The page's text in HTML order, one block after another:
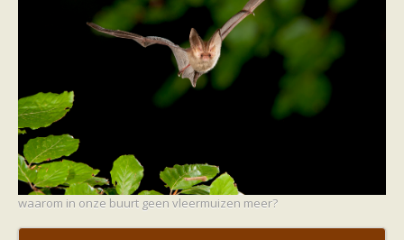
Vleermuis gezien
Waarneming doorgeven
Wat doen wij met meldingen
Telinstructie
Waarnemingen doorgeven elders
Hulp
Vleermuis gevonden
Vanginstructie
Hulp per email
Hulp per provincie
Drenthe
Gelderland
Home Forum
Bescherming
red onze vleermuizen
waarom in onze buurt geen vleermuizen meer?